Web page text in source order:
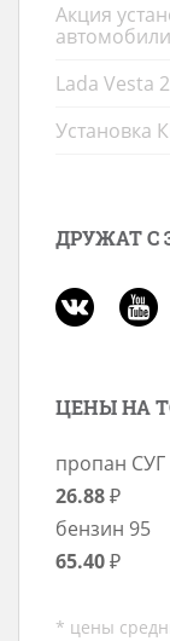
Акция
автомобили
Lada Vesta
Установка
ДРУЖАТ С
ЦЕНЫ НА
пропан СУГ
26.88₽
бензин 95
65.40₽
* цены